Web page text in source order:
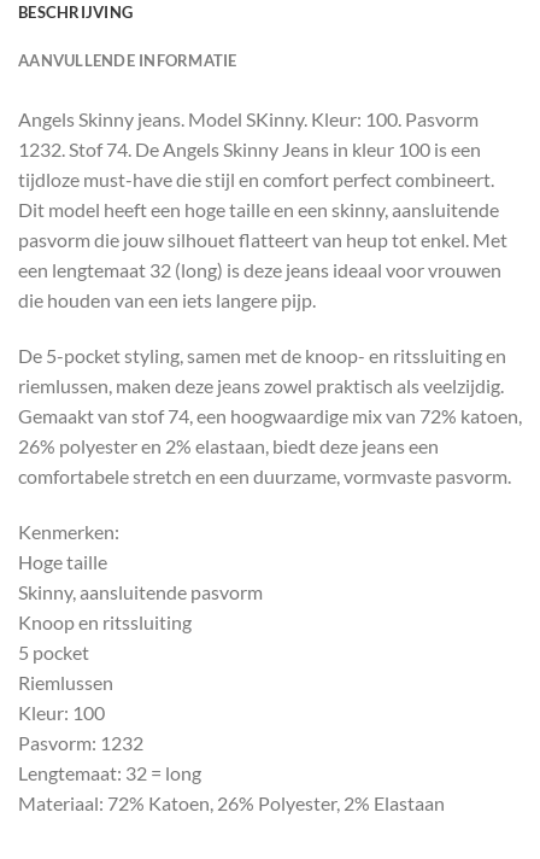
BESCHRIJVING
AANVULLENDE INFORMATIE
Angels Skinny jeans. Model SKinny. Kleur: 100. Pasvorm
1232. Stof 74. De Angels Skinny Jeans in kleur 100 is een
tijdloze must-have die stijl en comfort perfect combineert.
Dit model heeft een hoge taille en een skinny, aansluitende
pasvorm die jouw silhouet flatteert van heup tot enkel. Met
een lengtemaat 32 (long) is deze jeans ideaal voor vrouwen
die houden van een iets langere pijp.
De 5-pocket styling, samen met de knoop- en ritssluiting en
riemlussen, maken deze jeans zowel praktisch als veelzijdig.
Gemaakt van stof 74, een hoogwaardige mix van 72% katoen,
26% polyester en 2% elastaan, biedt deze jeans een
comfortabele stretch en een duurzame, vormvaste pasvorm.
Kenmerken:
Hoge taille
Skinny, aansluitende pasvorm
Knoop en ritssluiting
5 pocket
Riemlussen
Kleur: 100
Pasvorm: 1232
Lengtemaat: 32 = long
Materiaal: 72% Katoen, 26% Polyester, 2% Elastaan